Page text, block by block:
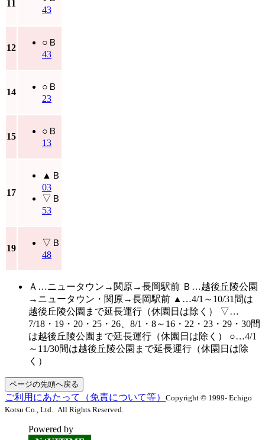
11
43
12
○ Ｂ
43
14
○ Ｂ
23
15
○ Ｂ
13
17
▲ Ｂ
03
▽ Ｂ
53
19
▽ Ｂ
48
Ａ…ニュータウン→関原→長岡駅前 Ｂ…越後丘陵公園
→ニュータウン・関原→長岡駅前 ▲…4/1～10/31間は
越後丘陵公園まで延長運行（休園日は除く） ▽…
7/18・19・20・25・26、8/1・8～16・22・23・29・30間
は越後丘陵公園まで延長運行（休園日は除く） ○…4/1
～11/30間は越後丘陵公園まで延長運行（休園日は除
く）
ページの先頭へ戻る
ご利用にあたって（免責について等） Copyright © 1999- Echigo
Kotsu Co., Ltd. All Rights Reserved.
Powered by